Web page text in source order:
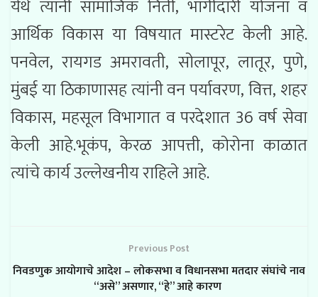
येथे त्यांनी सामाजिक निती, भागीदारी योजना व
आर्थिक विकास या विषयात मास्टरेट केली आहे.
पनवेल, रायगड अमरावती, सोलापूर, लातूर, पुणे,
मुंबई या ठिकाणासह त्यांनी वन पर्यावरण, वित्त, शहर
विकास, महसूल विभागात व परदेशात 36 वर्ष सेवा
केली आहे.भूकंप, केरळ आपत्ती, कोरोना काळात
त्यांचे कार्य उल्लेखनीय राहिले आहे.
Previous Post
निवडणुक आयोगाचे आदेश – लोकसभा व विधानसभा मतदार संघांचे नाव
“असे” असणार, “हे” आहे कारण